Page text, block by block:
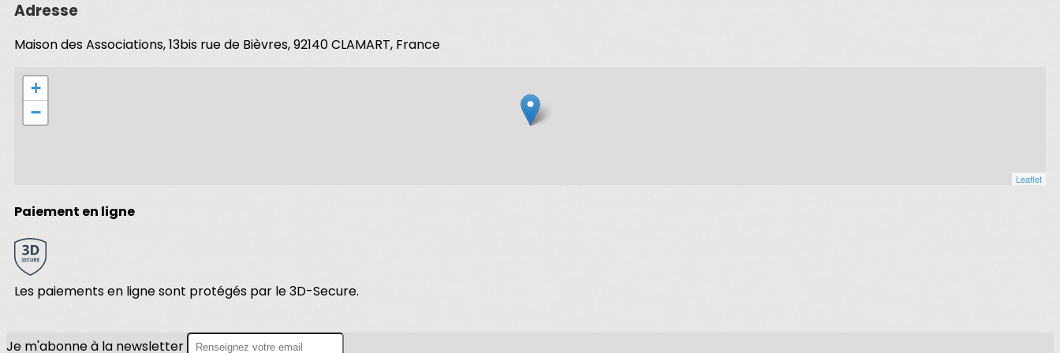
Adresse
Maison des Associations, 13bis rue de Bièvres, 92140 CLAMART, France
+
−
Leaflet
Paiement en ligne
Les paiements en ligne sont protégés par le 3D-Secure.
Je m'abonne à la newsletter